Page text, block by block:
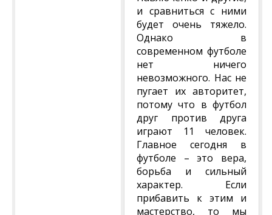
и сравниться с ними
будет очень тяжело.
Однако в
современном футболе
нет ничего
невозможного. Нас не
пугает их авторитет,
потому что в футбол
друг против друга
играют 11 человек.
Главное сегодня в
футболе – это вера,
борьба и сильный
характер. Если
прибавить к этим и
мастерство, то мы